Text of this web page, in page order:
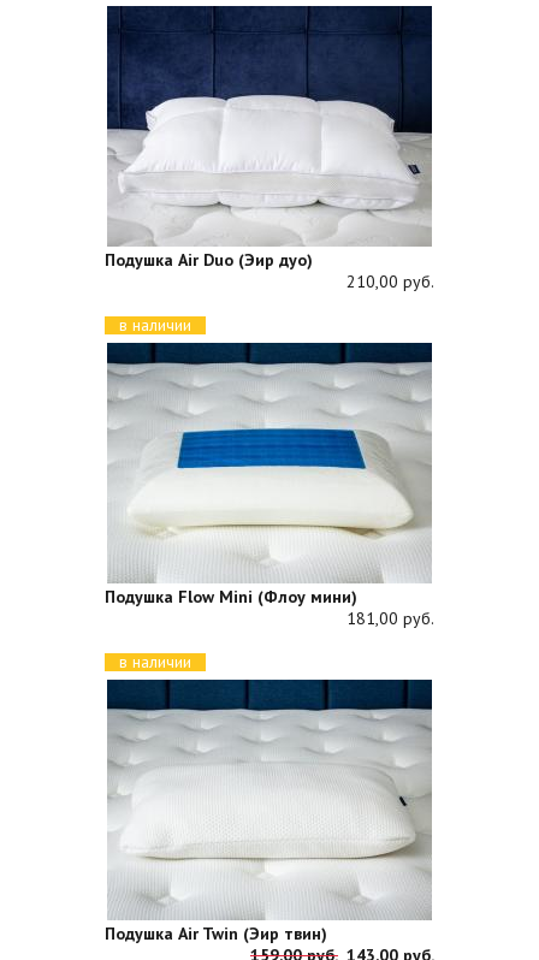
Подушка Air Duo (Эир дуо)
210,00 руб.
в наличии
Подушка Flow Mini (Флоу мини)
181,00 руб.
в наличии
Подушка Air Twin (Эир твин)
159,00 руб. 143,00 руб.